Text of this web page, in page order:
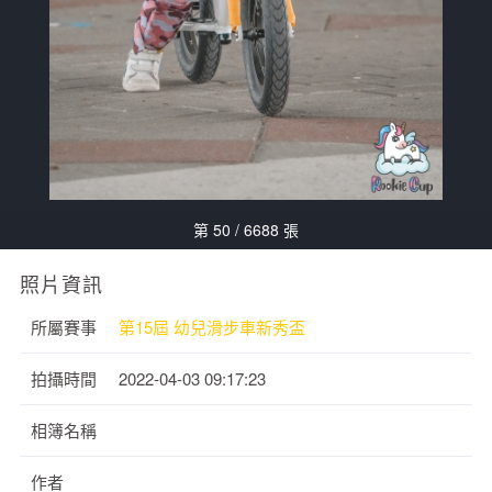
第 50 / 6688 張
照片資訊
所屬賽事 第15屆 幼兒滑步車新秀盃
拍攝時間 2022-04-03 09:17:23
相簿名稱
作者